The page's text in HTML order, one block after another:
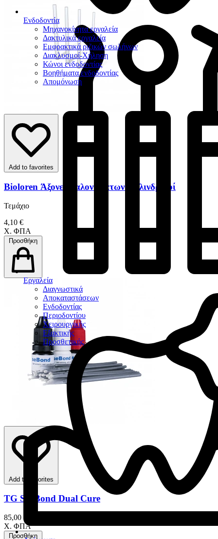
Ενδοδοντία
Μηχανοκίνητα εργαλεία
Δακτυλικά εργαλεία
Εμφρακτικά ριζικών σωλήνων
Διακλυσμοί-Χήληση
Κώνοι ενδοδοντίας
Βοηθήματα ενδοδοντίας
Απομόνωση
Εργαλεία
Διαγνωστικά
Αποκαταστάσεων
Ενδοδοντίας
Περιοδοντίου
Χειρουργικής
Εξακτικής
Προσθετικής
Add to favorites
Bioloren Άξονες Υαλονημάτων Κυλινδρικοί
Τεμάχιο
4,10 €
Χ. ΦΠΑ
Προσθήκη
Add to favorites
TG SE Bond Dual Cure
85,00 €
Χ. ΦΠΑ
Προσθήκη